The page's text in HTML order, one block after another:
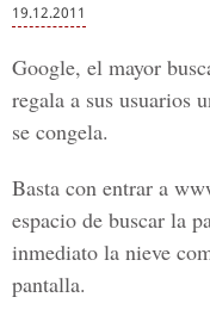
19.12.2011
Google, el mayor
regala a sus usuarios
se congela.
Basta con entrar a
espacio de buscar la
inmediato la nieve
pantalla.